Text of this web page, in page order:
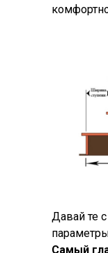
Давай те
Самый